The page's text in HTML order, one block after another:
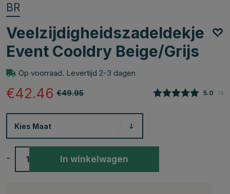
BR
Veelzijdigheidszadeldekje
Event Cooldry Beige/Grijs
Op voorraad. Levertijd 2-3 dagen
€49.95
€42.46 5.0 (1)
Kies Maat
- In winkelwagen